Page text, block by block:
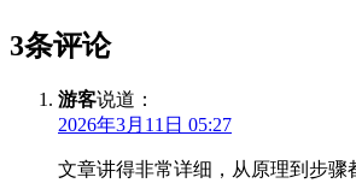
3条评论
游客说道：
2026年3月11日 05:27
文章讲得非常详细，从原理到步骤